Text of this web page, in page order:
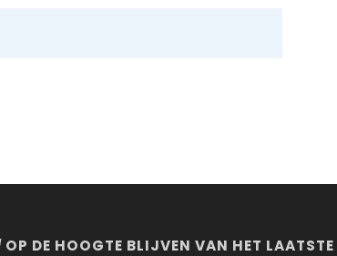
OP DE HOOGTE BLIJVEN VAN HET